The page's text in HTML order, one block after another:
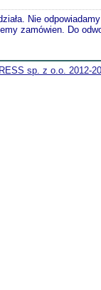
Nie
zamówien. Do
sp. z o.o. 2012-